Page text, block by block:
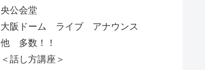
央公会堂
大阪ドーム ライブ アナウンス
他 多数！！
＜話し方講座＞